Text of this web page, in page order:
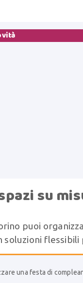
su
puoi
soluzioni flessibili
una festa di